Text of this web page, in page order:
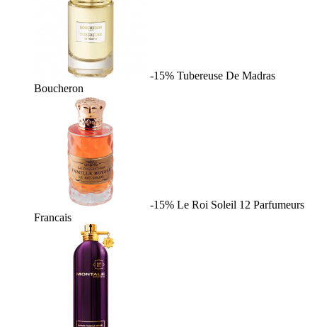
-15% Tubereuse De Madras
Boucheron
-15% Le Roi Soleil 12 Parfumeurs
Francais